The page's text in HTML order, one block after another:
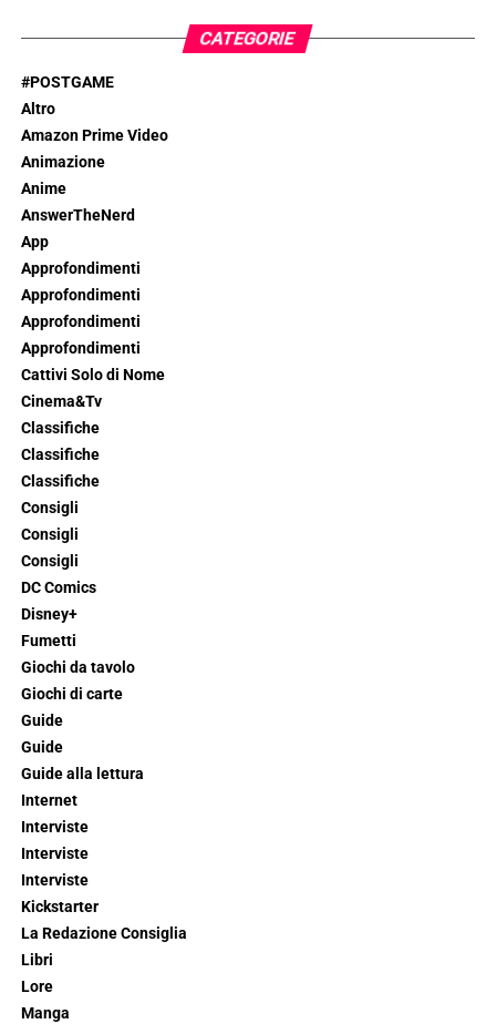
CATEGORIE
#POSTGAME
Altro
Amazon Prime Video
Animazione
Anime
AnswerTheNerd
App
Approfondimenti
Approfondimenti
Approfondimenti
Approfondimenti
Cattivi Solo di Nome
Cinema&Tv
Classifiche
Classifiche
Classifiche
Consigli
Consigli
Consigli
DC Comics
Disney+
Fumetti
Giochi da tavolo
Giochi di carte
Guide
Guide
Guide alla lettura
Internet
Interviste
Interviste
Interviste
Kickstarter
La Redazione Consiglia
Libri
Lore
Manga